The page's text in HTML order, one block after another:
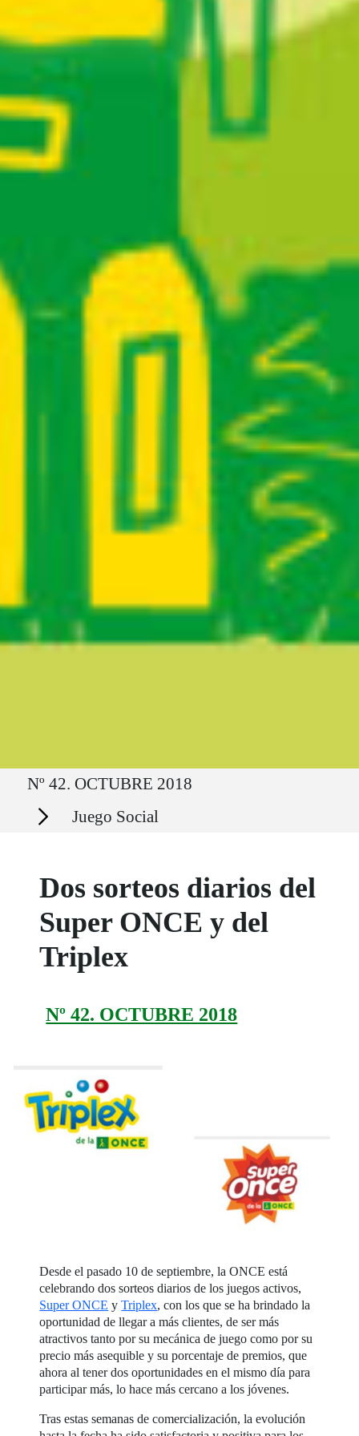
Ruta del sitio
Nº 42. OCTUBRE 2018
Secciones Juego Social
Dos sorteos diarios del
Super ONCE y del
Triplex
Nº 42. OCTUBRE 2018
Desde el pasado 10 de septiembre, la ONCE está
celebrando dos sorteos diarios de los juegos activos,
Super ONCE yTriplex, con los que se ha brindado la
oportunidad de llegar a más clientes, de ser más
atractivos tanto por su mecánica de juego como por su
precio más asequible y su porcentaje de premios, que
ahora al tener dos oportunidades en el mismo día para
participar más, lo hace más cercano a los jóvenes.
Tras estas semanas de comercialización, la evolución